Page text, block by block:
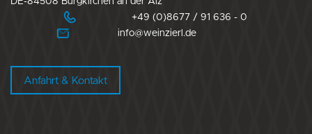
+49 (0)8677 / 91 636 - 0
info@weinzierl.de
Anfahrt & Kontakt